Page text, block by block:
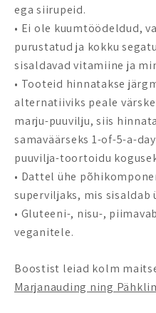
ega siirupeid.
• Ei ole kuumtöödeldud,
purustatud ja kokku
sisaldavad vitamiine ja
• Tooteid hinnatakse
alternatiiviks peale
marju-puuvilju, siis
samaväärseks 1-of-5-a-
puuvilja-toortoidu
• Dattel ühe
superviljaks, mis
• Gluteeni-, nisu-,
veganitele.
Boostist leiad kolm
Marjanauding ning